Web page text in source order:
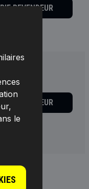
le
REVENDEUR
REVENDEUR